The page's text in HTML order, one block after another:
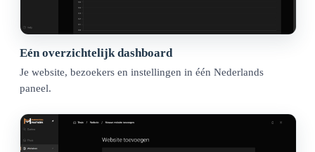
Eén overzichtelijk dashboard
Je website, bezoekers en instellingen in één Nederlands
paneel.